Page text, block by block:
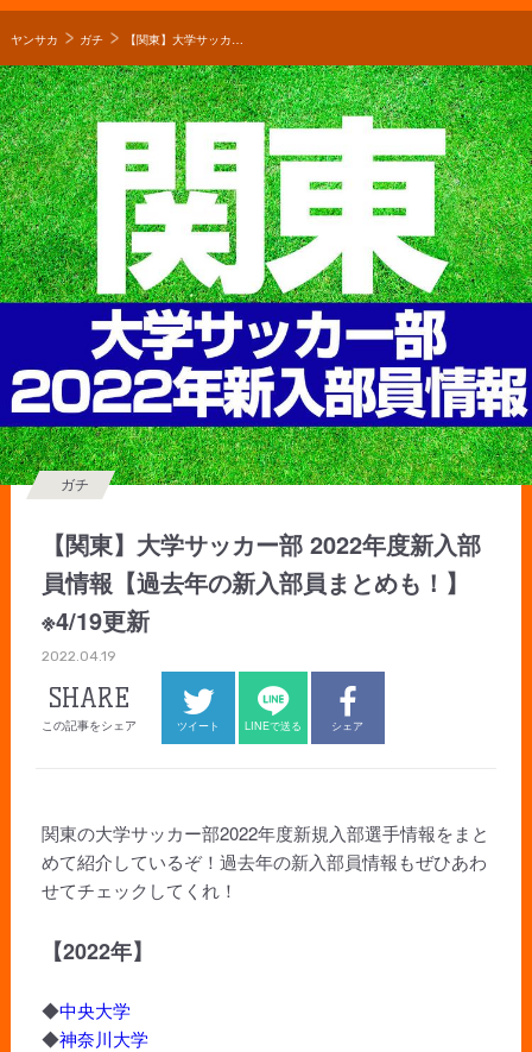
ヤンサカ ガチ 【関東】大学サッカー部 2022年度新入部員情報【過去年の新入部員まとめも！】※4/19更新
【関東】大学サッカー部 2022年度新入部
員情報【過去年の新入部員まとめも！】
※4/19更新
ガチ
2022.04.19
SHARE
この記事をシェア ツイート LINEで送る シェア
関東の大学サッカー部2022年度新規入部選手情報をまと
めて紹介しているぞ！過去年の新入部員情報もぜひあわ
せてチェックしてくれ！
【2022年】
◆中央大学
◆神奈川大学